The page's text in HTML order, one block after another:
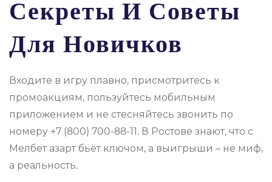
Секреты И Советы
Для Новичков
Входите в игру плавно, присмотритесь к
промоакциям, пользуйтесь мобильным
приложением и не стесняйтесь звонить по
номеру +7 (800) 700-88-11. В Ростове знают, что с
Мелбет азарт бьёт ключом, а выигрыши – не миф,
а реальность.